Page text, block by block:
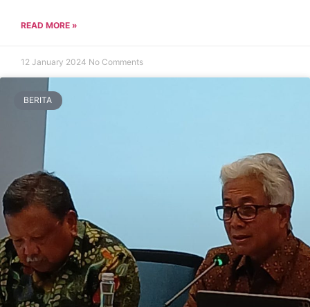
READ MORE »
12 January 2024 No Comments
BERITA